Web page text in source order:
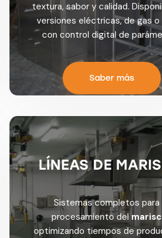
textura, sabor y calidad.
versiones eléctricas, de gas o
con control digital de
Saber más
LÍNEAS DE
Sistemas completos para
procesamiento del
optimizando tiempos de